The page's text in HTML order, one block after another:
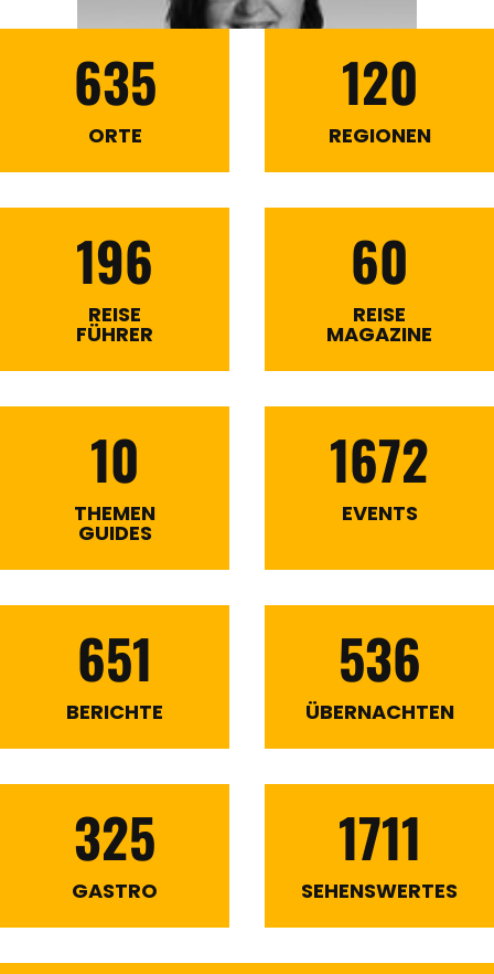
635
ORTE
120
REGIONEN
196
REISE
FÜHRER
60
REISE
MAGAZINE
10
THEMEN
GUIDES
1672
EVENTS
651
BERICHTE
536
ÜBERNACHTEN
325
GASTRO
1711
SEHENSWERTES